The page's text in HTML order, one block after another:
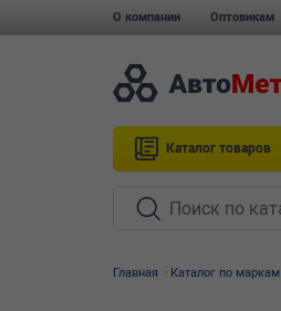
О компании Оптовикам
Каталог товаров
Главная Каталог по маркам